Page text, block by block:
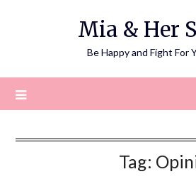
Mia & Her
Be Happy and Fight For
Tag: